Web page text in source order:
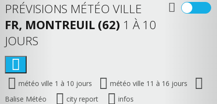
PRÉVISIONS MÉTÉO VILLE
FR, MONTREUIL (62) 1 À 10
JOURS
météo ville 1 à 10 jours
météo ville 11 à 16 jours
Balise Météo
city report infos